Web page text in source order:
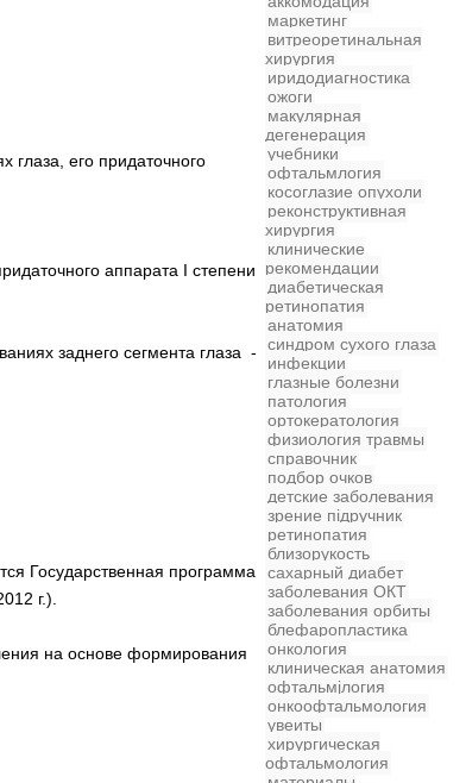
его придаточного
аппарата I степени
заднего сегмента глаза -
Государственная программа
г.).
на основе формирования
маркетинг
витреоретинальная
хирургия
иридодиагностика
ожоги
макулярная
дегенерация
учебники
офтальмлогия
косоглазие опухоли
реконструктивная
хирургия
клинические
рекомендации
диабетическая
ретинопатия
анатомия
синдром сухого глаза
инфекции
глазные болезни
патология
ортокератология
физиология травмы
справочник
подбор очков
детские заболевания
зрение підручник
ретинопатия
близорукость
сахарный диабет
заболевания ОКТ
заболевания орбиты
блефаропластика
онкология
клиническая анатомия
офтальмjлогия
онкоофтальмология
увеиты
хирургическая
офтальмология